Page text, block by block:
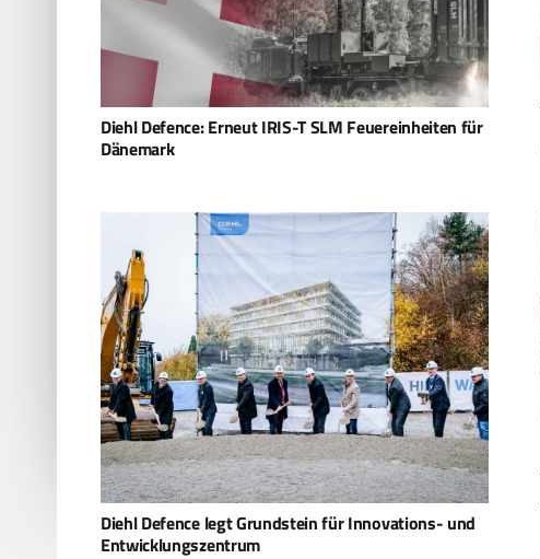
Diehl Defence: Erneut IRIS-T SLM Feuereinheiten für
Dänemark
Diehl Defence legt Grundstein für Innovations- und
Entwicklungszentrum